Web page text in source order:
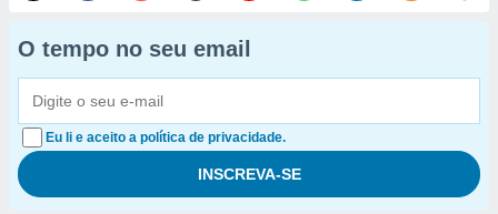
O tempo no seu email
Eu li e aceito a política de privacidade.